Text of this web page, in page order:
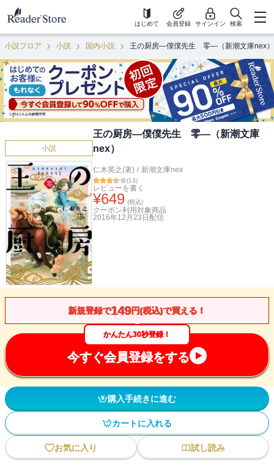
はじめて 会員登録 サインイン 検索
小説フロア 小説 国内小説 王の厨房―僕僕先生 零―（新潮文庫nex）
小説
王の厨房―僕僕先生 零―（新潮文庫
nex）
仁木英之(著) / 新潮文庫nex
(13)
レビューを書く
¥649 (税込)
クーポン利用対象商品
2016年12月23日 配信
新規登録で149円(税込)で買える！
かんたん30秒登録！
今すぐ会員登録をする
購入手続きに進む
カートに入れる
お気に入り 試し読み